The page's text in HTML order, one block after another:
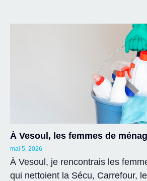
À Vesoul, les femmes de
mai 5, 2026
À Vesoul, je rencontrais les
qui nettoient la Sécu, Carrefour,